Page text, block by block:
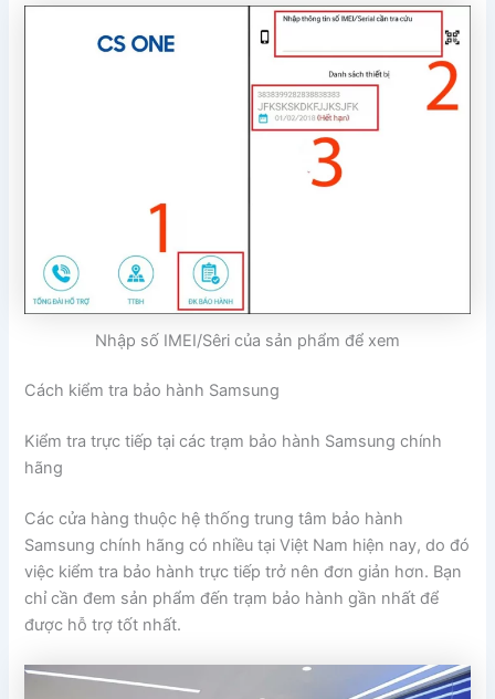
Nhập số IMEI/Sêri của sản phẩm để xem
Cách kiểm tra bảo hành Samsung
Kiểm tra trực tiếp tại các trạm bảo hành Samsung chính
hãng
Các cửa hàng thuộc hệ thống trung tâm bảo hành
Samsung chính hãng có nhiều tại Việt Nam hiện nay, do đó
việc kiểm tra bảo hành trực tiếp trở nên đơn giản hơn. Bạn
chỉ cần đem sản phẩm đến trạm bảo hành gần nhất để
được hỗ trợ tốt nhất.